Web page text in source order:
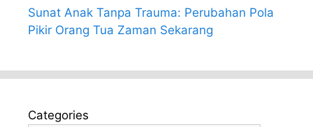
Sunat Anak Tanpa Trauma: Perubahan Pola
Pikir Orang Tua Zaman Sekarang
Categories